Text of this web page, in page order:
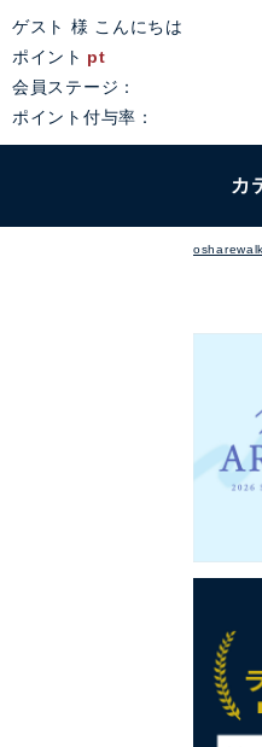
ゲスト 様 こんにちは
ポイント pt
会員ステージ：
ポイント付与率：
カ